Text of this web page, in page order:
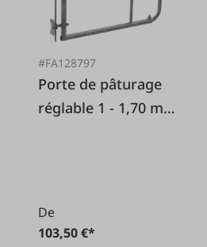
#FA128797
Porte de pâturage
réglable 1 - 1,70 m
De
103,50 €*